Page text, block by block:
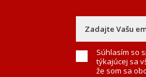
Súhlasím so
týkajúcej sa
že som sa